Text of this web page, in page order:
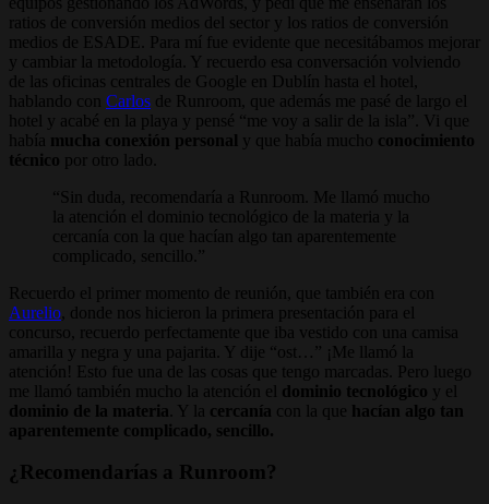
ratios de conversión medios del sector y los ratios de conversión
medios de ESADE. Para mí fue evidente que necesitábamos mejorar
y cambiar la metodología. Y recuerdo esa conversación volviendo
de las oficinas centrales de Google en Dublín hasta el hotel,
hablando con Carlos de Runroom, que además me pasé de largo el
hotel y acabé en la playa y pensé “me voy a salir de la isla”. Vi que
había mucha conexión personal y que había mucho conocimiento
técnico por otro lado.
Sin duda, recomendaría a Runroom. Me llamó mucho
la atención el dominio tecnológico de la materia y la
cercanía con la que hacían algo tan aparentemente
complicado, sencillo.
Recuerdo el primer momento de reunión, que también era con
Aurelio , donde nos hicieron la primera presentación para el
concurso, recuerdo perfectamente que iba vestido con una camisa
amarilla y negra y una pajarita. Y dije “ost…” ¡Me llamó la
atención! Esto fue una de las cosas que tengo marcadas. Pero luego
me llamó también mucho la atención el dominio tecnológico y el
dominio de la materia . Y la cercanía con la que hacían algo tan
aparentemente complicado, sencillo.
¿Recomendarías a Runroom?